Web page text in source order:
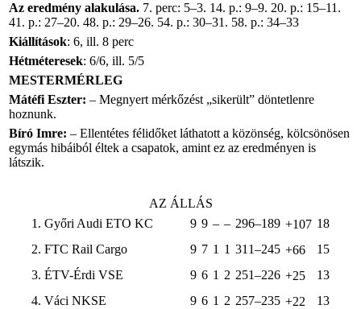
Az eredmény alakulása. 7. perc: 5–3. 14. p.: 9–9. 20. p.: 15–11.
41. p.: 27–20. 48. p.: 29–26. 54. p.: 30–31. 58. p.: 34–33
Kiállítások: 6, ill. 8 perc
Hétméteresek: 6/6, ill. 5/5
MESTERMÉRLEG
Mátéfi Eszter: – Megnyert mérkőzést „sikerült” döntetlenre
hoznunk.
Bíró Imre: – Ellentétes félidőket láthatott a közönség, kölcsönösen
egymás hibáiból éltek a csapatok, amint ez az eredményen is
látszik.
AZ ÁLLÁS
1. Győri Audi ETO KC
9 9 – – 296–189 +107 18
2. FTC Rail Cargo
9 7 1 1 311–245 +66
15
3. ÉTV-Érdi VSE
9 6 1 2 251–226 +25
13
4. Váci NKSE
9 6 1 2 257–235 +22
13